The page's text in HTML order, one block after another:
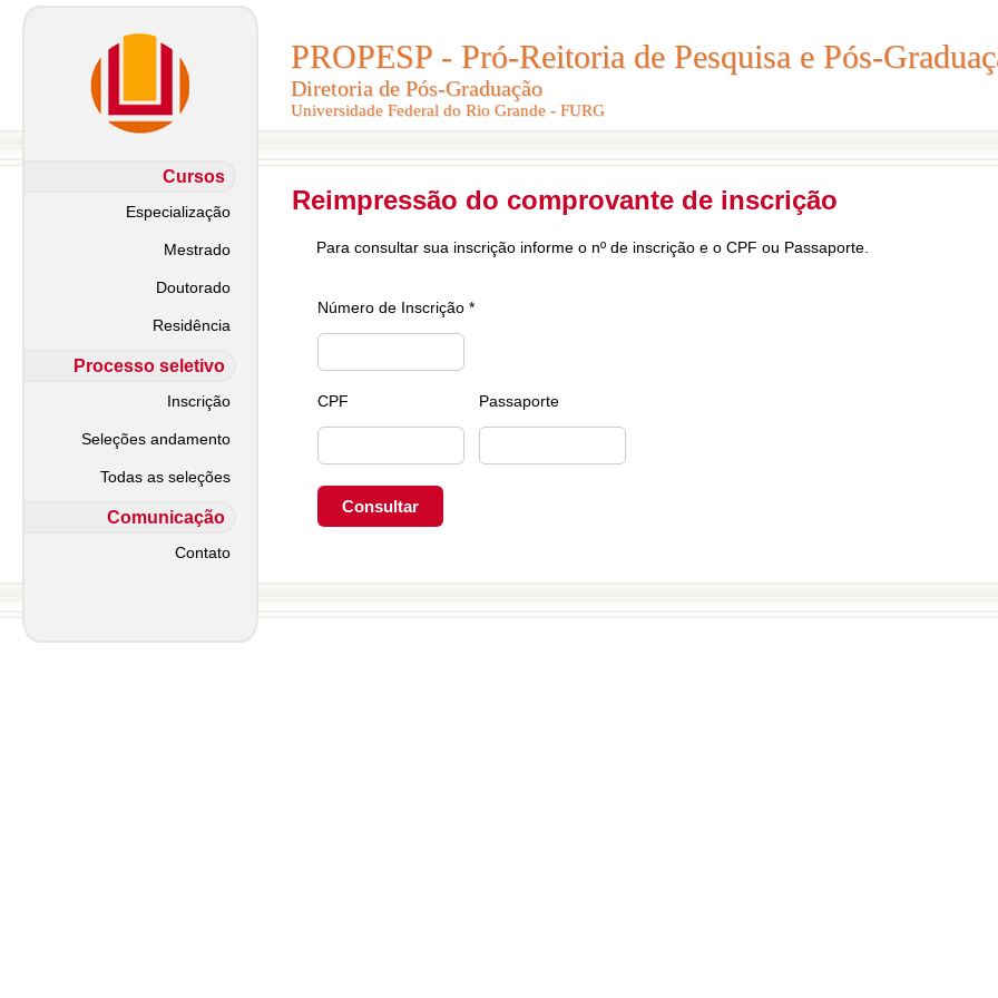
PROPESP - Pró-Reitoria de Pesquisa e Pós-
Diretoria de Pós-Graduação
Universidade Federal do Rio Grande - FURG
PROPESP - Pró-Reitoria de Pesquisa e Pós-
Diretoria de Pós-Graduação
Universidade Federal do Rio Grande - FURG
Cursos
Especialização
Mestrado
Doutorado
Residência
Processo seletivo
Inscrição
Seleções andamento
Todas as seleções
Comunicação
Contato
Reimpressão do comprovante de inscrição
Para consultar sua inscrição informe o nº de inscrição e o CPF ou Passaporte.
Número de Inscrição *
CPF Passaporte